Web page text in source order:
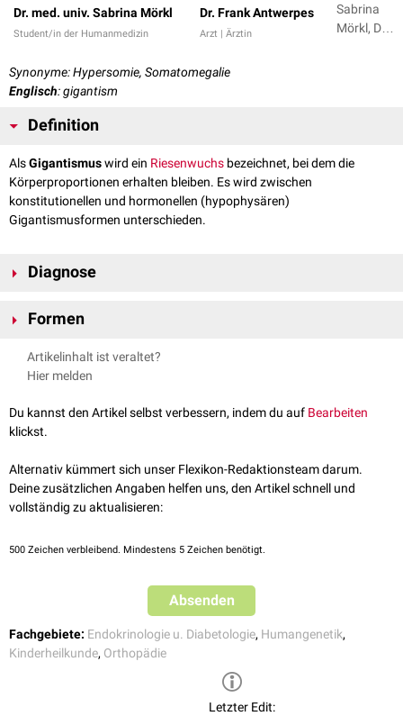
Dr. med. univ. Sabrina Mörkl
Student/in der Humanmedizin
Dr. Frank Antwerpes
Arzt | Ärztin
Sabrina
Mörkl, Dr.
Synonyme: Hypersomie, Somatomegalie
Englisch: gigantism
Definition
AlsGigantismuswird ein Riesenwuchs bezeichnet, bei dem die
Körperproportionen erhalten bleiben. Es wird zwischen
konstitutionellen und hormonellen (hypophysären)
Gigantismusformen unterschieden.
Diagnose
mit der statistischen Größenverteilungskurve von Menschen gleichen
im oberstenPerzentileinerKörpergröße
Formen
hormoneller Gigantismus
Hypophysenadenom
rezessiv vererbter Riesenwuchs mit typischer rundlicher
Gesichtsform,
, hohem Haaransatz und
primordialer Gigantismus
(familiärer, konstitutioneller Hochwuchs
ohne pathologische Befunde)
eunuchoider Gigantismus
(disproportionierter Riesenwuchs mit
Betonung des Oberkörpers)
Artikelinhalt ist veraltet?
Hier melden
Du kannst den Artikel selbst verbessern, indem du auf Bearbeiten
klickst.
Alternativ kümmert sich unser Flexikon-Redaktionsteam darum.
Deine zusätzlichen Angaben helfen uns, den Artikel schnell und
vollständig zu aktualisieren:
500 Zeichen verbleibend. Mindestens 5 Zeichen benötigt.
Absenden
Fachgebiete: Endokrinologie u. Diabetologie, Humangenetik,
Kinderheilkunde, Orthopädie
Letzter Edit: